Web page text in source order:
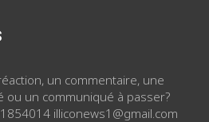
un commentaire, une
ou un communiqué à passer?
illiconews1@gmail.com